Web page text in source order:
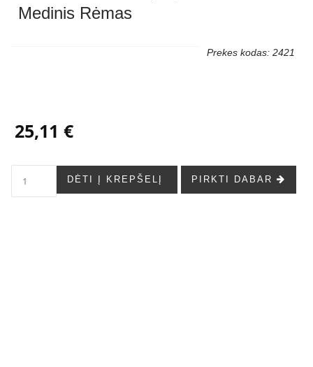
Medinis Rėmas
Prekes kodas: 2421
25,11 €
DĖTI Į KREPŠELĮ PIRKTI DABAR